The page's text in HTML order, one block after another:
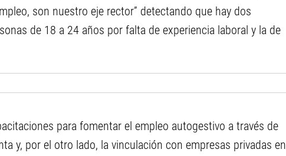
son nuestro eje rector” detectando que hay dos
de 18 a 24 años por falta de experiencia laboral y la de
para fomentar el empleo autogestivo a través de
y, por el otro lado, la vinculación con empresas privadas en